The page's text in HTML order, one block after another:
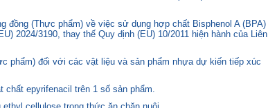
đồng (Thực phẩm) về việc sử dụng hợp chất Bisphenol A (BPA)
2024/3190, thay thế Quy định (EU) 10/2011 hiện hành của Liên
phẩm) đối với các vật liệu và sản phẩm nhựa dự kiến tiếp xúc
epyrifenacil trên 1 số sản phẩm.